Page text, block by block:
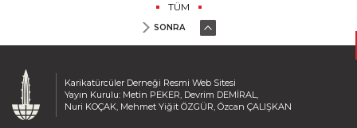
TÜM
SONRA
Karikatürcüler Derneği Resmi Web Sitesi
Yayın Kurulu: Metin PEKER, Devrim DEMİRAL,
Nuri KOÇAK, Mehmet Yiğit ÖZGÜR, Özcan ÇALIŞKAN